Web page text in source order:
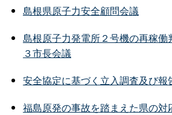
島根県原子力安全顧問会議
島根原子力発電所２号機の再稼働
３市長会議
安全協定に基づく立入調査及び報
福島原発の事故を踏まえた県の対